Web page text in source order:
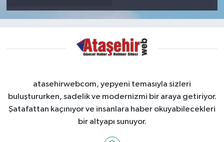
atasehirwebcom, yepyeni temasıyla sizleri
buluştururken, sadelik ve modernizmi bir araya getiriyor.
Şatafattan kaçınıyor ve insanlara haber okuyabilecekleri
bir altyapı sunuyor.